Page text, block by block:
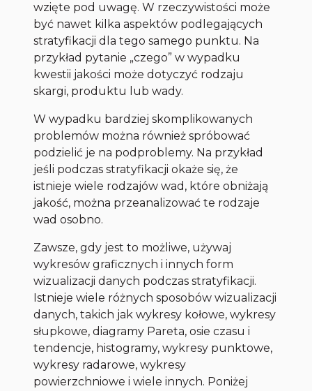
wzięte pod uwagę. W rzeczywistości może
być nawet kilka aspektów podlegających
stratyfikacji dla tego samego punktu. Na
przykład pytanie „czego” w wypadku
kwestii jakości może dotyczyć rodzaju
skargi, produktu lub wady.
W wypadku bardziej skomplikowanych
problemów można również spróbować
podzielić je na podproblemy. Na przykład
jeśli podczas stratyfikacji okaże się, że
istnieje wiele rodzajów wad, które obniżają
jakość, można przeanalizować te rodzaje
wad osobno.
Zawsze, gdy jest to możliwe, używaj
wykresów graficznych i innych form
wizualizacji danych podczas stratyfikacji.
Istnieje wiele różnych sposobów wizualizacji
danych, takich jak wykresy kołowe, wykresy
słupkowe, diagramy Pareta, osie czasu i
tendencje, histogramy, wykresy punktowe,
wykresy radarowe, wykresy
powierzchniowe i wiele innych. Poniżej